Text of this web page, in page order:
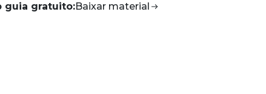
guia gratuito:Baixar material